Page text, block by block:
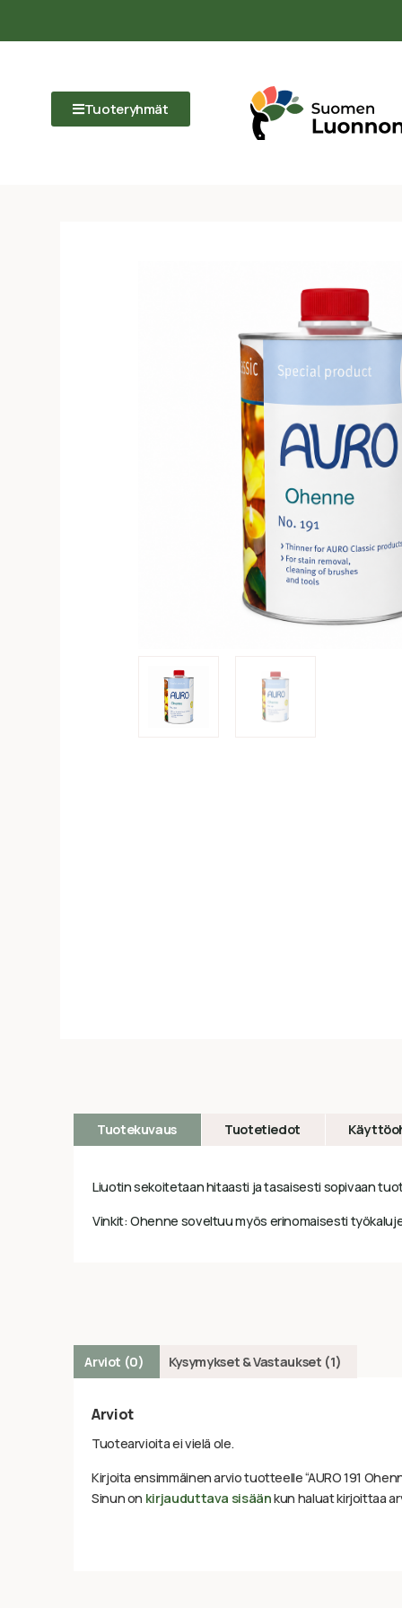
Tuoteryhmät
Tuotekuvaus Tuotetiedot
Liuotin sekoitetaan hitaasti ja tasaisesti sopivaan
Vinkit: Ohenne soveltuu myös erinomaisesti
Arviot (0) Kysymykset & Vastaukset (1)
Arviot
Tuotearvioita ei vielä ole.
Kirjoita ensimmäinen arvio tuotteelle “AURO 191
Sinun on kirjauduttava sisäänkun haluat kirjoittaa